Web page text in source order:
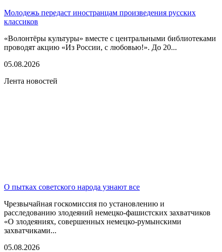
Молодежь передаст иностранцам произведения русских
классиков
«Волонтёры культуры» вместе с центральными библиотеками
проводят акцию «Из России, с любовью!». До 20...
05.08.2026
Лента новостей
О пытках советского народа узнают все
Чрезвычайная госкомиссия по установлению и
расследованию злодеяний немецко-фашистских захватчиков
«О злодеяниях, совершенных немецко-румынскими
захватчиками...
05.08.2026